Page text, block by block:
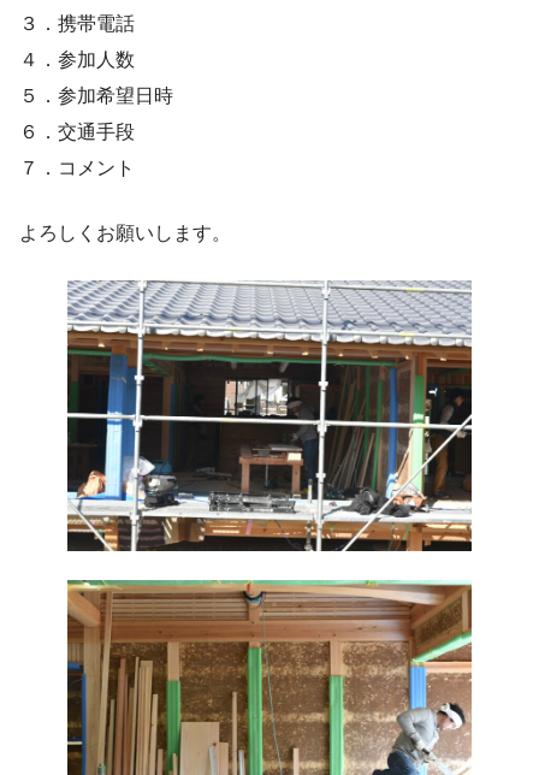
３．携帯電話
４．参加人数
５．参加希望日時
６．交通手段
７．コメント
よろしくお願いします。